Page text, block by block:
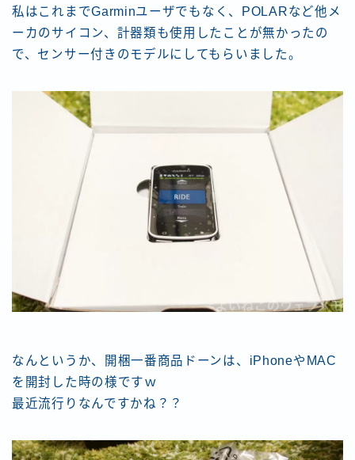
私はこれまでGarminユーザでもなく、POLARなど他メ
ーカのサイコン、計器類も使用したことが無かったの
で、センサー付きのモデルにしてもらいました。
なんというか、開梱一番商品ドーンは、iPhoneやMAC
を開封した時の様ですｗ
最近流行りなんですかね？？